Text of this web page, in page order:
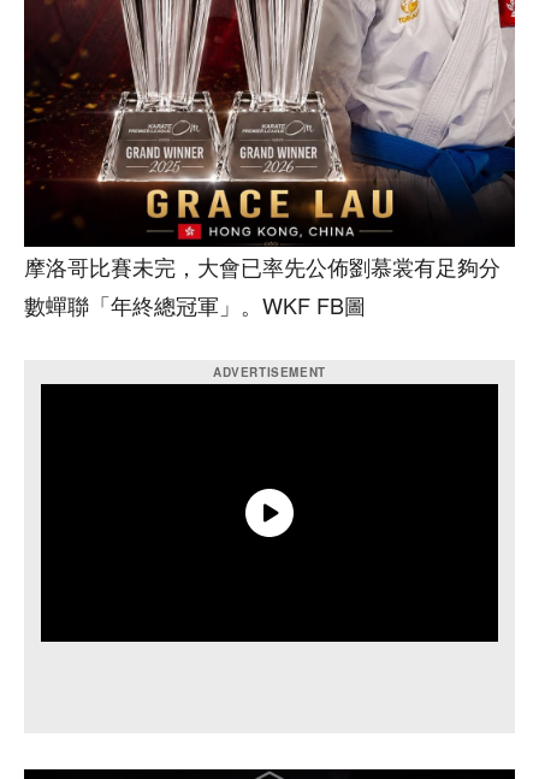
摩洛哥比賽未完，大會已率先公佈劉慕裳有足夠分
數蟬聯「年終總冠軍」。WKF FB圖